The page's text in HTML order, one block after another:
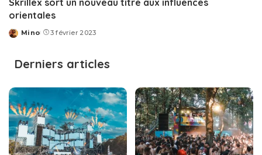
Skrillex sort un nouveau titre aux influences
orientales
Posted
Mino 3 février 2023
Derniers articles